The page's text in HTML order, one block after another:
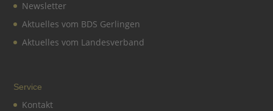
Newsletter
Aktuelles vom BDS Gerlingen
Aktuelles vom Landesverband
Service
Kontakt